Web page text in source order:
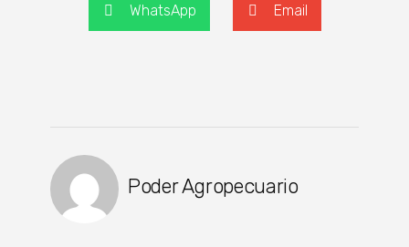
WhatsApp Email
Poder Agropecuario